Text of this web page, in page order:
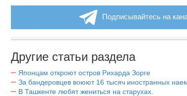
Подписывайтесь на
Другие статьи раздела
Японцам откроют остров Рихарда Зорге
За бандеровцев воюют 16 тысяч иностранных
В Ташкенте любят жениться на старухах.